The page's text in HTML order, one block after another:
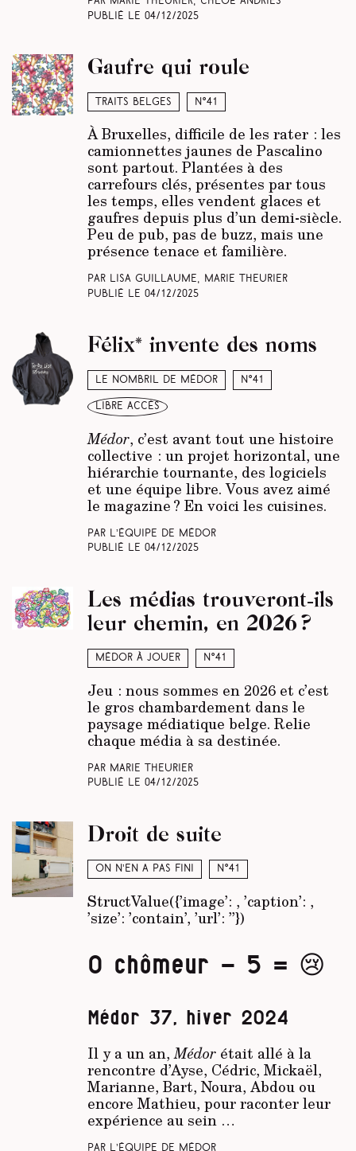
Publié le 04/12/2025
Traits belges N°41
Gaufre qui roule
À Bruxelles, difficile de les rater : les
camionnettes jaunes de Pascalino
sont partout. Plantées à des
carrefours clés, présentes par tous
les temps, elles vendent glaces et
gaufres depuis plus d’un demi-siècle.
Peu de pub, pas de buzz, mais une
présence tenace et familière.
Par Lisa Guillaume, Marie Theurier
Publié le 04/12/2025
Le nombril de Médor N°41
libre accès
Félix* invente des noms
Médor, c’est avant tout une histoire
collective : un projet horizontal, une
hiérarchie tournante, des logiciels
et une équipe libre. Vous avez aimé
le magazine ? En voici les cuisines.
Par L’équipe de Médor
Publié le 04/12/2025
Médor à jouer N°41
Les médias trouveront-ils
leur chemin, en 2026 ?
Jeu : nous sommes en 2026 et c’est
le gros chambardement dans le
paysage médiatique belge. Relie
chaque média à sa destinée.
Par Marie Theurier
Publié le 04/12/2025
On n’en a pas fini N°41
Droit de suite
StructValue({’image’: , ’caption’: ,
’size’: ’contain’, ’url’: ’’})
0 chômeur - 5 = 😢
Médor 37, hiver 2024
Il y a un an,Médorétait allé à la
rencontre d’Ayse, Cédric, Mickaël,
Marianne, Bart, Noura, Abdou ou
encore Mathieu, pour raconter leur
expérience au sein …
Par L’équipe de Médor